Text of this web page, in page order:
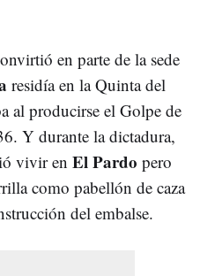
en parte de la sede
residía en la Quinta del
al producirse el Golpe de
Y durante la dictadura,
vivir en El Pardo pero
como pabellón de caza
del embalse.